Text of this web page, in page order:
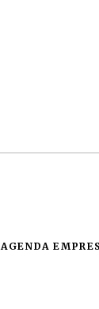
AGENDA